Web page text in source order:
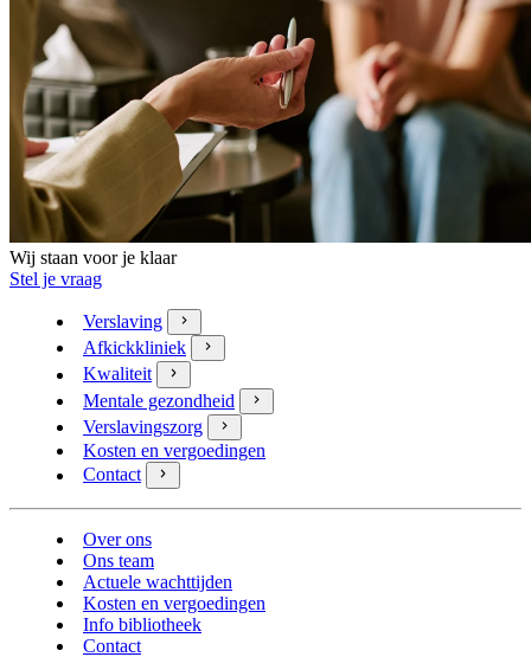
Wij staan voor je klaar
Stel je vraag
Verslaving
Afkickkliniek
Kwaliteit
Mentale gezondheid
Verslavingszorg
Kosten en vergoedingen
Contact
Over ons
Ons team
Actuele wachttijden
Kosten en vergoedingen
Info bibliotheek
Contact